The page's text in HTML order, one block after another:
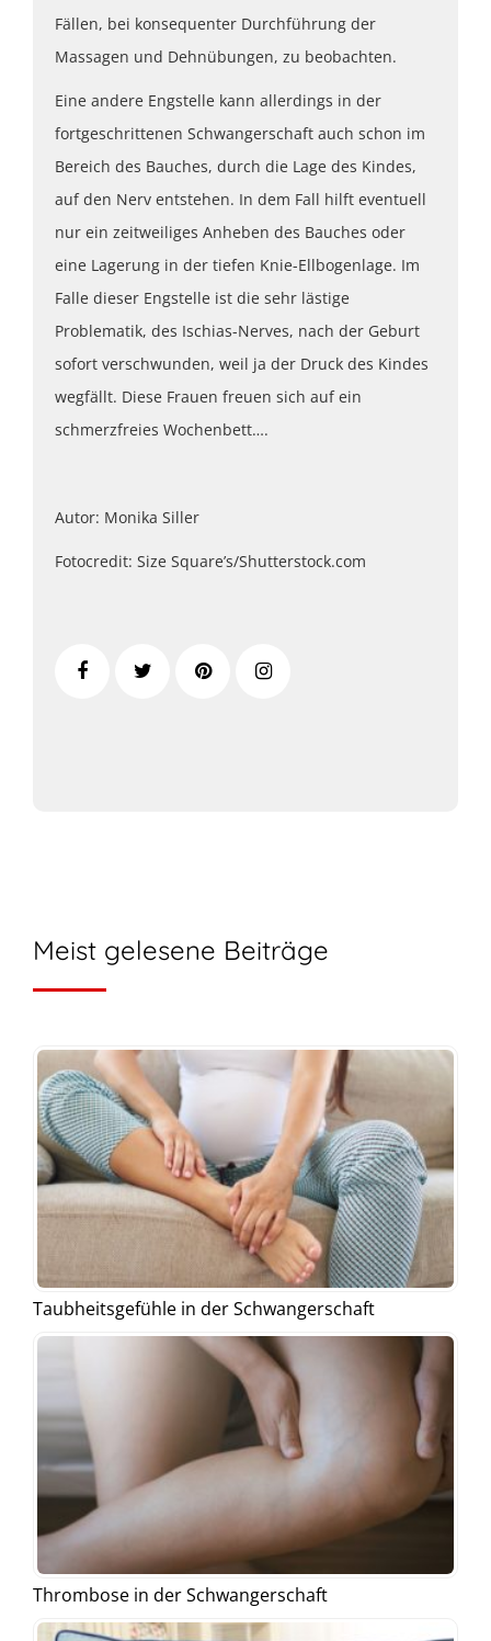
Fällen, bei konsequenter Durchführung der
Massagen und Dehnübungen, zu beobachten.
Eine andere Engstelle kann allerdings in der
fortgeschrittenen Schwangerschaft auch schon im
Bereich des Bauches, durch die Lage des Kindes,
auf den Nerv entstehen. In dem Fall hilft eventuell
nur ein zeitweiliges Anheben des Bauches oder
eine Lagerung in der tiefen Knie-Ellbogenlage. Im
Falle dieser Engstelle ist die sehr lästige
Problematik, des Ischias-Nerves, nach der Geburt
sofort verschwunden, weil ja der Druck des Kindes
wegfällt. Diese Frauen freuen sich auf ein
schmerzfreies Wochenbett….
Autor: Monika Siller
Fotocredit: Size Square’s/Shutterstock.com
Meist gelesene Beiträge
Taubheitsgefühle in der Schwangerschaft
Thrombose in der Schwangerschaft